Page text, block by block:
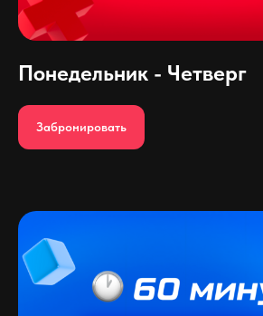
Понедельник - Четверг
Забронировать